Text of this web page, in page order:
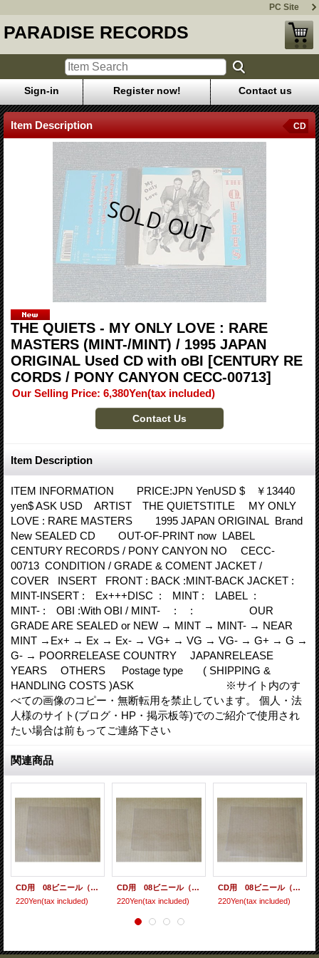
PC Site
PARADISE RECORDS
Sign-in Register now! Contact us
Item Description CD
THE QUIETS - MY ONLY LOVE : RARE
MASTERS (MINT-/MINT) / 1995 JAPAN
ORIGINAL Used CD with oBI [CENTURY RE
CORDS / PONY CANYON CECC-00713]
Our Selling Price: 6,380Yen(tax included)
Item Description
ITEM INFORMATION PRICE:JPN YenUSD $ ￥13440
yen$ ASK USD ARTIST THE QUIETSTITLE MY ONLY
LOVE : RARE MASTERS 1995 JAPAN ORIGINAL Brand
New SEALED CD OUT-OF-PRINT now LABEL
CENTURY RECORDS / PONY CANYON NO CECC-
00713 CONDITION / GRADE & COMENT JACKET /
COVER INSERT FRONT : BACK :MINT-BACK JACKET :
MINT-INSERT : Ex+++DISC : MINT : LABEL :
MINT- : OBI :With OBI / MINT- : : OUR
GRADE ARE SEALED or NEW → MINT → MINT- → NEAR
MINT →Ex+ → Ex → Ex- → VG+ → VG → VG- → G+ → G →
G- → POORRELEASE COUNTRY JAPANRELEASE
YEARS OTHERS Postage type ( SHIPPING &
HANDLING COSTS )ASK ※サイト内のす
べての画像のコピー・無断転用を禁止しています。 個人・法
人様のサイト(ブログ・HP・掲示板等)でのご紹介で使用され
たい場合は前もってご連絡下さい
関連商品
CD用 08ビニール（レギュラーサイズ） 10枚セット[care-70 ]
220Yen(tax included)
CD用 08ビニール（マキシ用/スリムサイズ） 10枚セット[care-72 ]
220Yen(tax included)
CD用 08ビニール（中厚用サイズ） 10枚セット[care-74 ]
220Yen(tax included)